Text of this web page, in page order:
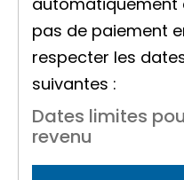
pas de paiement
respecter les
suivantes :
Dates limites
revenu